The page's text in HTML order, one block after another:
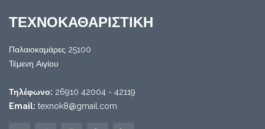
ΤΕΧΝΟΚΑΘΑΡΙΣΤΙΚΗ
Παλαιοκαμάρες 25100
Τέμενη Αιγίου
Τηλέφωνο: 26910 42004 - 42119
Email: texnok8@gmail.com